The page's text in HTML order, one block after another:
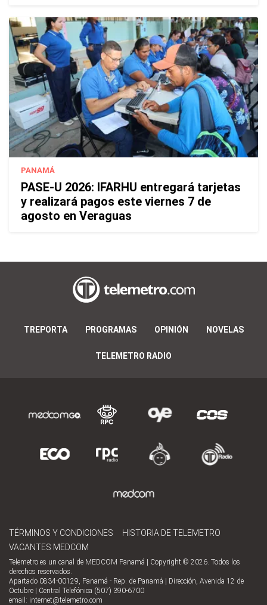
PANAMÁ
PASE-U 2026: IFARHU entregará tarjetas
y realizará pagos este viernes 7 de
agosto en Veraguas
TREPORTA PROGRAMAS OPINIÓN NOVELAS
TELEMETRO RADIO
TÉRMINOS Y CONDICIONES
HISTORIA DE TELEMETRO
VACANTES MEDCOM
Telemetro es un canal de MEDCOM Panamá | Copyright © 2026. Todos los
derechos reservados.
Apartado 0834-00129, Panamá - Rep. de Panamá | Dirección, Avenida 12 de
Octubre | Central Telefónica (507) 390-6700
email: internet@telemetro.com